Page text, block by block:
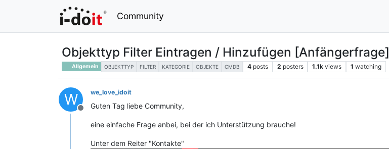
Community
Objekttyp Filter Eintragen / Hinzufügen [Anfängerfrage]
Allgemein OBJEKTTYP FILTER KATEGORIE OBJEKTE CMDB 4 posts 2 posters 1.1k views 1 watching
W
Offline
we_love_idoit
Guten Tag liebe Community,
eine einfache Frage anbei, bei der ich Unterstützung brauche!
Unter dem Reiter "Kontakte"